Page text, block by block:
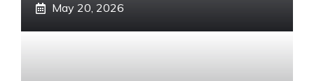
May 20, 2026